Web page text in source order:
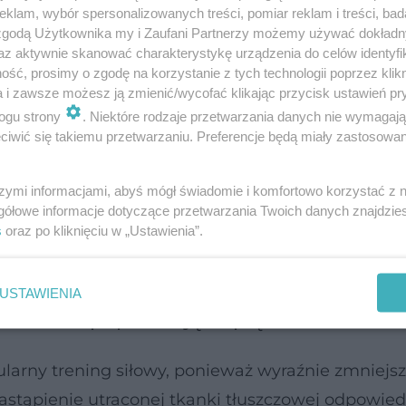
swoją wrodzoną zdolność do powrotu do
ją bez przerwy przez dłuższy okres, jej
same restrykcje żywieniowe rzadko
wygląd.
poprawiają napięcie?
trening siłowy, ponieważ wyraźnie
utraconej tkanki tłuszczowej
wybór spersonalizowanych treści, pomiar reklam i treści,
Użytkownika my i Zaufani Partnerzy możemy używać
aktywnie skanować charakterystykę urządzenia do celów
prosimy o zgodę na korzystanie z tych technologii poprzez
i zawsze możesz ją zmienić/wycofać klikając przycisk ustawień
strony
. Niektóre rodzaje przetwarzania danych nie
się takiemu przetwarzaniu. Preferencje będą miały
informacjami, abyś mógł świadomie i komfortowo korzystać z
informacje dotyczące przetwarzania Twoich danych
oraz po kliknięciu w „Ustawienia”.
USTAWIENIA